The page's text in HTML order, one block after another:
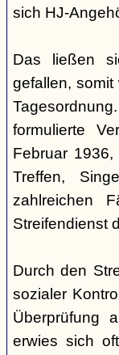
sich HJ-
Das ließen
gefallen,
formulierte
Februar
Treffen,
zahlreichen
Streifendienst
Durch den
sozialer
Überprüfung
erwies sich